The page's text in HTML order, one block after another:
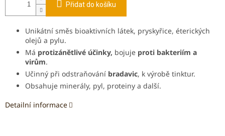
Přidat do košíku
Unikátní směs bioaktivních látek, pryskyřice, éterických
olejů a pylu.
Má protizánětlivé účinky, bojuje proti bakteriím a
virům.
Učinný při odstraňování bradavic, k výrobě tinktur.
Obsahuje minerály, pyl, proteiny a další.
Detailní informace